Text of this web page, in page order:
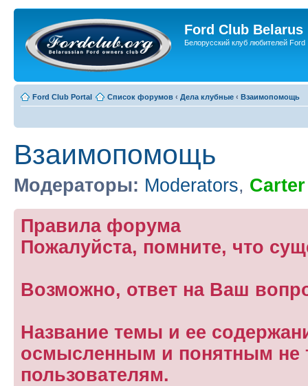
Ford Club Belarus
Белорусский клуб любителей Ford
Ford Club Portal Список форумов ‹ Дела клубные ‹ Взаимопомощь
Взаимопомощь
Модераторы: Moderators, Carter
Правила форума
Пожалуйста, помните, что
Возможно, ответ на Ваш
Название темы и ее
осмысленным и понятным не
пользователям.